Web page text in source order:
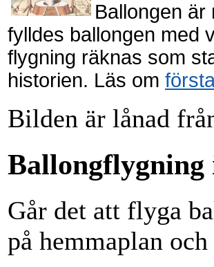
Ballongen är
fylldes ballongen med
flygning räknas som
historien. Läs om
Bilden är lånad
Går det att flyga
på hemmaplan